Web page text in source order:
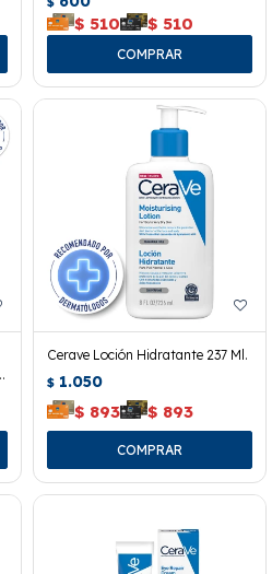
$ 510 $ 510
Cerave Loción Hidratante 237 Ml.
$ 1.050
$ 893 $ 893